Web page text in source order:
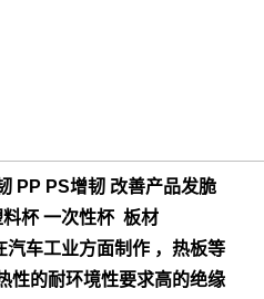
PP PS增韧 改善产品发脆
杯 一次性杯 板材
车工业方面制作 ，热板等
性的耐环境性要求高的绝缘